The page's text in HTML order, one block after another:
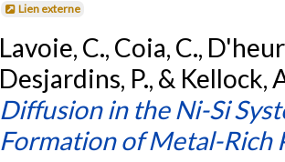
Lien externe
Lavoie, C., Coia, C.,
Desjardins, P., & Kellock,
Diffusion in the Ni-Si
Formation of Metal-Rich